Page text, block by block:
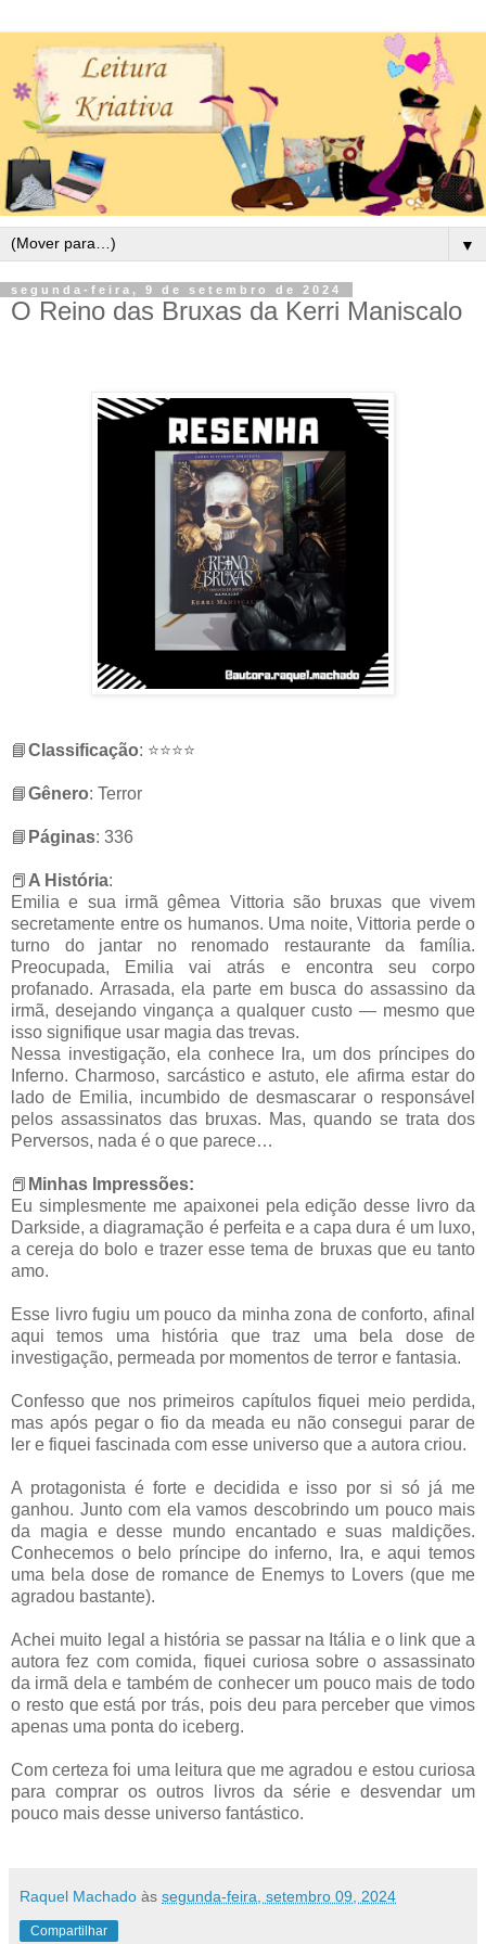
▼
segunda-feira, 9 de setembro de 2024
O Reino das Bruxas da Kerri Maniscalo
📘Classificação: ⭐⭐⭐⭐
📘Gênero: Terror
📘 Páginas: 336
📕 A História:
Emilia e sua irmã gêmea Vittoria são bruxas que vivem
secretamente entre os humanos. Uma noite, Vittoria perde o
turno do jantar no renomado restaurante da família.
Preocupada, Emilia vai atrás e encontra seu corpo
profanado. Arrasada, ela parte em busca do assassino da
irmã, desejando vingança a qualquer custo ― mesmo que
isso signifique usar magia das trevas.
Nessa investigação, ela conhece Ira, um dos príncipes do
Inferno. Charmoso, sarcástico e astuto, ele afirma estar do
lado de Emilia, incumbido de desmascarar o responsável
pelos assassinatos das bruxas. Mas, quando se trata dos
Perversos, nada é o que parece…
📕 Minhas Impressões:
Eu simplesmente me apaixonei pela edição desse livro da
Darkside, a diagramação é perfeita e a capa dura é um luxo,
a cereja do bolo e trazer esse tema de bruxas que eu tanto
amo.
Esse livro fugiu um pouco da minha zona de conforto, afinal
aqui temos uma história que traz uma bela dose de
investigação, permeada por momentos de terror e fantasia.
Confesso que nos primeiros capítulos fiquei meio perdida,
mas após pegar o fio da meada eu não consegui parar de
ler e fiquei fascinada com esse universo que a autora criou.
A protagonista é forte e decidida e isso por si só já me
ganhou. Junto com ela vamos descobrindo um pouco mais
da magia e desse mundo encantado e suas maldições.
Conhecemos o belo príncipe do inferno, Ira, e aqui temos
uma bela dose de romance de Enemys to Lovers (que me
agradou bastante).
Achei muito legal a história se passar na Itália e o link que a
autora fez com comida, fiquei curiosa sobre o assassinato
da irmã dela e também de conhecer um pouco mais de todo
o resto que está por trás, pois deu para perceber que vimos
apenas uma ponta do iceberg.
Com certeza foi uma leitura que me agradou e estou curiosa
para comprar os outros livros da série e desvendar um
pouco mais desse universo fantástico.
Raquel Machado às segunda-feira, setembro 09, 2024
Compartilhar